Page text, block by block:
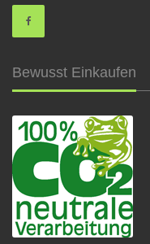
Bewusst Einkaufen